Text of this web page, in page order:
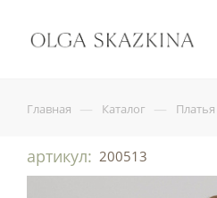
Главная — Каталог — Платья
артикул: 200513